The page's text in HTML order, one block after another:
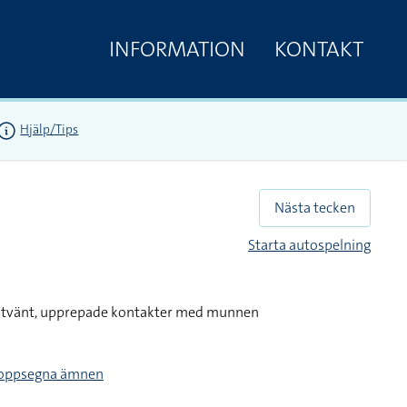
INFORMATION KONTAKT
Hjälp/Tips
Nästa tecken
Starta autospelning
upprepade kontakter med munnen
ämnen